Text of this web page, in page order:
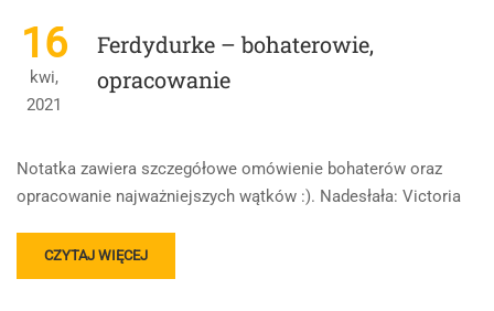
PRZEDWIOŚNIE
–
BOHATEROWIE,
OPRACOWANIE
16
kwi,
2021
Ferdydurke – bohaterowie,
opracowanie
Notatka zawiera szczegółowe omówienie bohaterów oraz
opracowanie najważniejszych wątków :). Nadesłała: Victoria
READ
MORE
CZYTAJ WIĘCEJ